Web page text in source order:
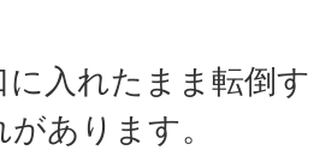
入れたまま転倒
あります。